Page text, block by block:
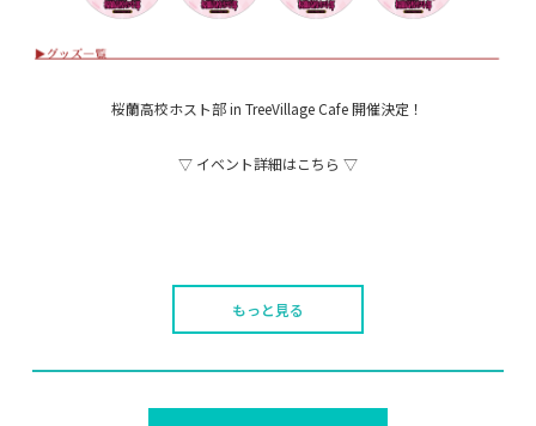
桜蘭高校ホスト部 in TreeVillage Cafe 開催決定！
▽ イベント詳細はこちら ▽
もっと見る